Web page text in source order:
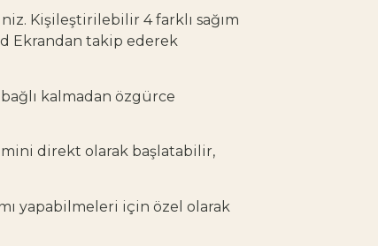
Kişileştirilebilir 4 farklı sağım
Ekrandan takip ederek
kalmadan özgürce
direkt olarak başlatabilir,
yapabilmeleri için özel olarak